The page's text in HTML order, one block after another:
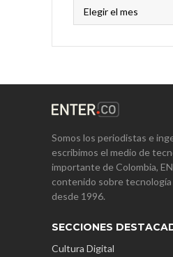
Somos los periodistas e
escribimos el medio de
importante de Colombia,
contenido sobre
desde 1996.
SECCIONES
Cultura Digital